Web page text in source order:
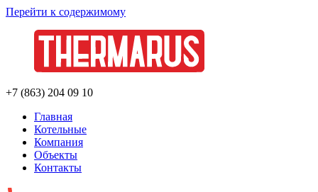
Перейти к содержимому
+7 (863) 204 09 10
Главная
Котельные
Компания
Объекты
Контакты